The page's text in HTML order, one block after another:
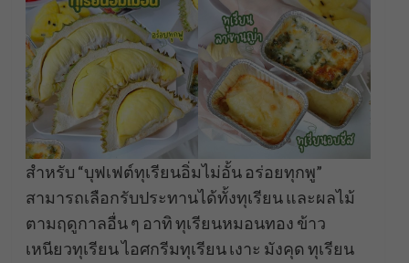
สำหรับ “บุฟเฟต์ทุเรียนอิ่มไม่อั้น อร่อยทุกพู”
สามารถเลือกรับประทานได้ทั้งทุเรียน และผลไม้
ตามฤดูกาลอื่น ๆ อาทิ ทุเรียนหมอนทอง ข้าว
เหนียวทุเรียน ไอศกรีมทุเรียน เงาะ มังคุด ทุเรียน